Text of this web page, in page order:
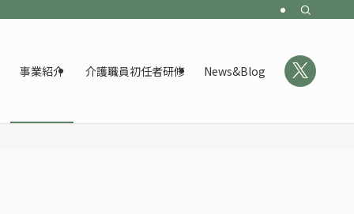
事業紹介 介護職員初任者研修 News&Blog